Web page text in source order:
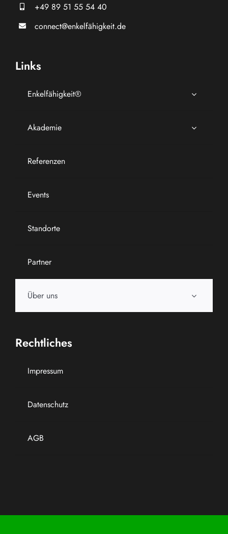
+49 89 51 55 54 40
connect@enkelfähigkeit.de
Links
Enkelfähigkeit®
Akademie
Referenzen
Events
Standorte
Partner
Über uns
Rechtliches
Impressum
Datenschutz
AGB